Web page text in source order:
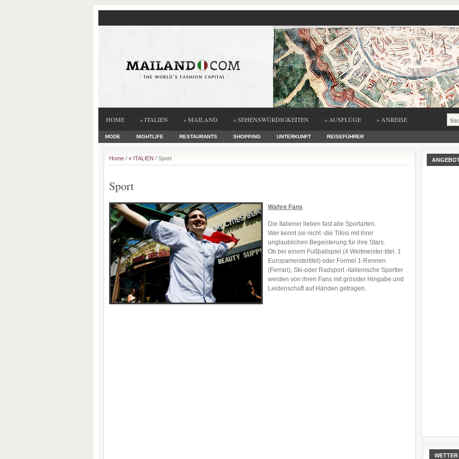
HOME » ITALIEN » MAILAND » SEHENSWÜRDIGKEITEN » AUSFLÜGE » ANREISE
MODE NIGHTLIFE RESTAURANTS SHOPPING UNTERKUNFT REISEFÜHRER
Home / » ITALIEN / Sport
Sport
Wahre Fans
Die Italiener lieben fast alle Sportarten.
Wer kennt sie nicht -die Tifosi mit ihrer
unglaublichen Begeisterung für ihre Stars.
Ob bei einem Fußballspiel (4 Weltmeister-titel, 1
Europameistertitel) oder Formel 1-Rennen
(Ferrari), Ski-oder Radsport -italienische Sportler
werden von ihren Fans mit grösster Hingabe und
Leidenschaft auf Händen getragen.
WETTER